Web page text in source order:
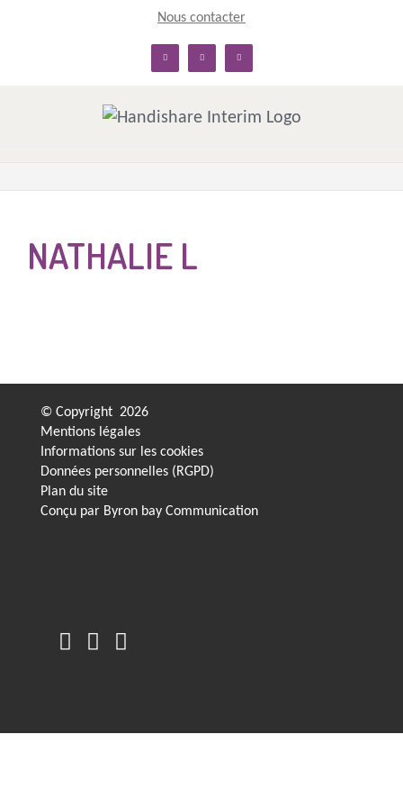
Nous contacter
linkedin facebook twitter
NATHALIE L
© Copyright 2026
Mentions légales
Informations sur les cookies
Données personnelles (RGPD)
Plan du site
Conçu par Byron bay Communication